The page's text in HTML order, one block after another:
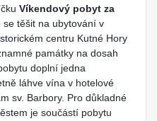
Víkendový pobyt za
se těšit na ubytování v
centru Kutné Hory
památky na dosah
doplní jedna
láhve vína v hotelové
sv. Barbory. Pro důkladné
je součástí pobytu